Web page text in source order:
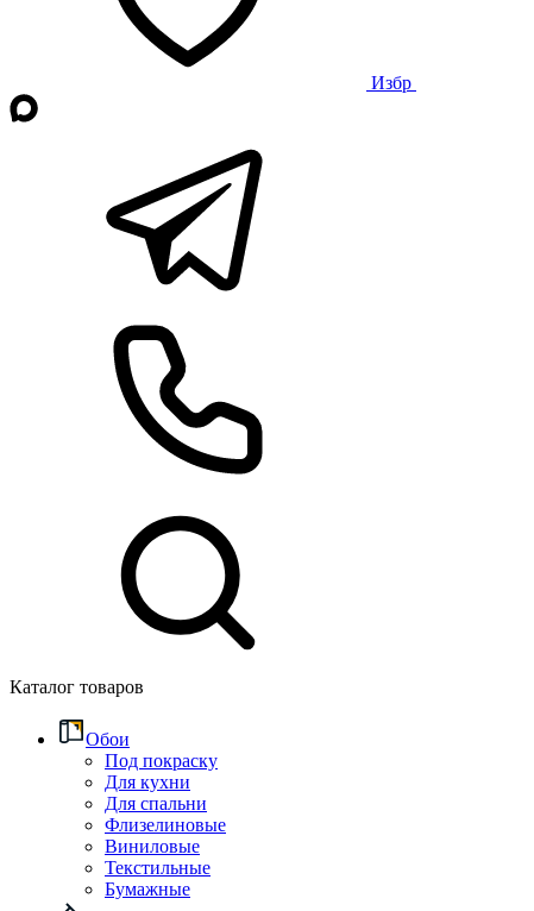
Избр
Каталог товаров
Обои
Под покраску
Для кухни
Для спальни
Флизелиновые
Виниловые
Текстильные
Бумажные